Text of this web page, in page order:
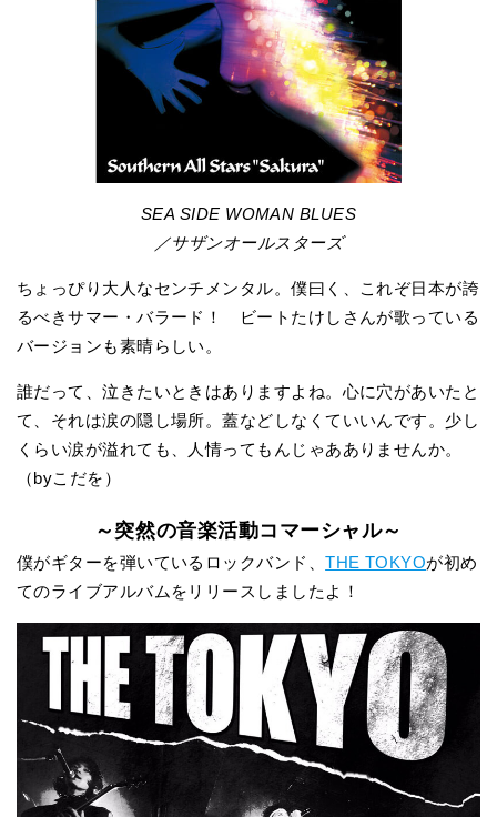
SEA SIDE WOMAN BLUES
／サザンオールスターズ
ちょっぴり大人なセンチメンタル。僕曰く、これぞ日本が誇
るべきサマー・バラード！ ビートたけしさんが歌っている
バージョンも素晴らしい。
誰だって、泣きたいときはありますよね。心に穴があいたと
て、それは涙の隠し場所。蓋などしなくていいんです。少し
くらい涙が溢れても、人情ってもんじゃあありませんか。
（byこだを）
～突然の音楽活動コマーシャル～
僕がギターを弾いているロックバンド、THE TOKYOが初め
てのライブアルバムをリリースしましたよ！